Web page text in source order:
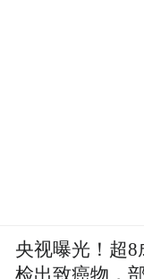
央视曝光！超8
检出致癌物，